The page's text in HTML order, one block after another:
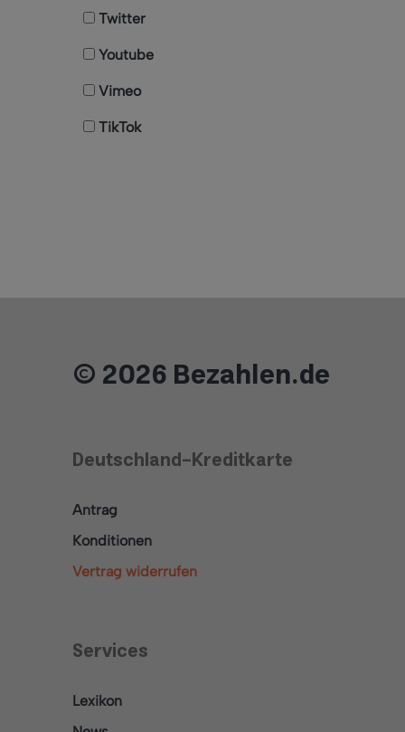
Twitter
Youtube
Vimeo
TikTok
© 2026 Bezahlen.de
Deutschland-Kreditkarte
Antrag
Konditionen
Vertrag widerrufen
Services
Lexikon